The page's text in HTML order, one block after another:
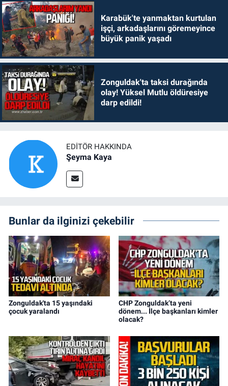
Karabük'te yanmaktan kurtulan
işçi, arkadaşlarını göremeyince
büyük panik yaşadı
Zonguldak'ta taksi durağında
olay! Yüksel Mutlu öldüresiye
darp edildi!
EDITÖR HAKKINDA
Şeyma Kaya
Bunlar da ilginizi çekebilir
Zonguldak'ta 15 yaşındaki
çocuk yaralandı
CHP Zonguldak’ta yeni
dönem... İlçe başkanları kimler
olacak?